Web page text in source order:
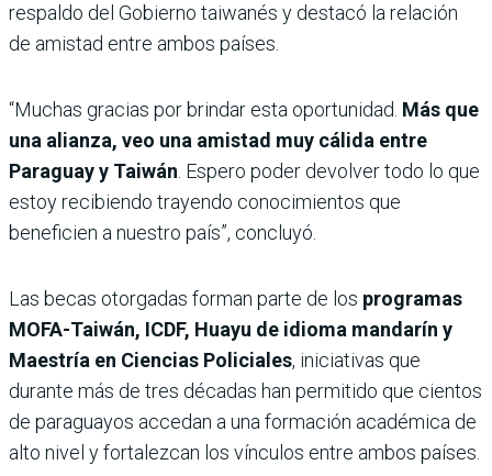
respaldo del Gobierno taiwanés y destacó la relación
de amistad entre ambos países.
“Muchas gracias por brindar esta oportunidad. Más que
una alianza, veo una amistad muy cálida entre
Paraguay y Taiwán. Espero poder devolver todo lo que
estoy recibiendo trayendo conocimientos que
beneficien a nuestro país”, concluyó.
Las becas otorgadas forman parte de los programas
MOFA-Taiwán, ICDF, Huayu de idioma mandarín y
Maestría en Ciencias Policiales, iniciativas que
durante más de tres décadas han permitido que cientos
de paraguayos accedan a una formación académica de
alto nivel y fortalezcan los vínculos entre ambos países.